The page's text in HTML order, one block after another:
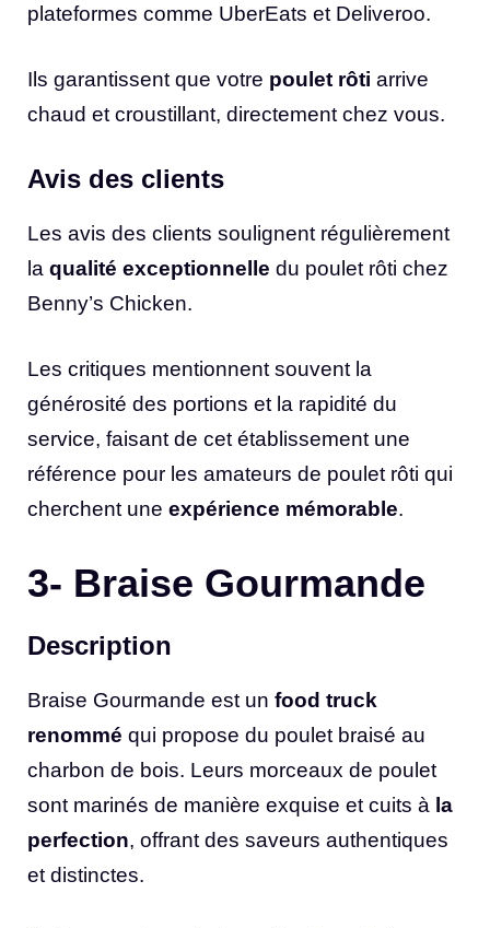
plateformes comme UberEats et Deliveroo.
Ils garantissent que votre poulet rôti arrive
chaud et croustillant, directement chez vous.
Avis des clients
Les avis des clients soulignent régulièrement
la qualité exceptionnelle du poulet rôti chez
Benny’s Chicken.
Les critiques mentionnent souvent la
générosité des portions et la rapidité du
service, faisant de cet établissement une
référence pour les amateurs de poulet rôti qui
cherchent une expérience mémorable.
3- Braise Gourmande
Description
Braise Gourmande est un food truck
renommé qui propose du poulet braisé au
charbon de bois. Leurs morceaux de poulet
sont marinés de manière exquise et cuits à la
perfection, offrant des saveurs authentiques
et distinctes.